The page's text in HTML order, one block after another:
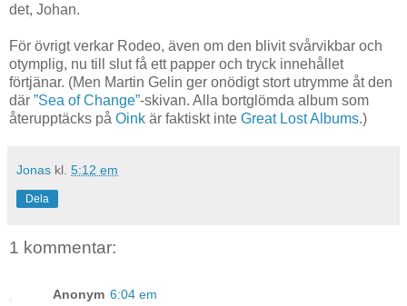
det, Johan.
För övrigt verkar Rodeo, även om den blivit svårvikbar och
otymplig, nu till slut få ett papper och tryck innehållet
förtjänar. (Men Martin Gelin ger onödigt stort utrymme åt den
där ”Sea of Change”-skivan. Alla bortglömda album som
återupptäcks på Oink är faktiskt inte Great Lost Albums.)
Jonas kl. 5:12 em
Dela
1 kommentar:
Anonym 6:04 em